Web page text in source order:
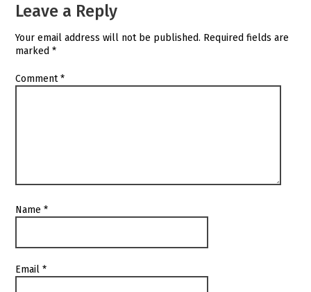
Leave a Reply
Your email address will not be published. Required fields are
marked*
Comment*
Name*
Email*